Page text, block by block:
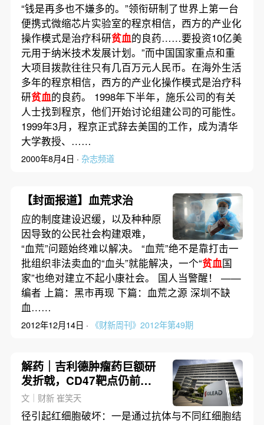
“钱是再多也不嫌多的。”领衔研制了世界上第一台
便携式微缩芯片实验室的程京相信，西方的产业化
操作模式是治疗科研贫血的良药……要投资10亿美
元用于纳米技术发展计划。”而中国国家重点和重
大项目拨款往往只有几百万元人民币。在海外生活
多年的程京相信，西方的产业化操作模式是治疗科
研贫血的良药。 1998年下半年，施乐公司的有关
人士找到程京，他们开始讨论组建公司的可能性。
1999年3月，程京正式辞去美国的工作，成为清华
大学教授、……
2000年8月4日 · 杂志频道
【封面报道】血荒求治
应的制度建设迟缓，以及种种原
因导致的公民社会构建艰难，
“血荒”问题始终难以解决。 “血荒”绝不是靠打击一
批组织非法卖血的“血头”就能解决，一个“贫血国
家”也绝对建立不起小康社会。 国人当警醒！ ——
编者 上篇：黑市再现 下篇：血荒之源 深圳不缺
血……
2012年12月14日 · 《财新周刊》2012年第49期
解药｜吉利德肿瘤药巨额研
发折戟，CD47靶点仍前赴
后继
文｜财新 崔笑天
径引起红细胞破坏：一是通过抗体与不同红细胞结